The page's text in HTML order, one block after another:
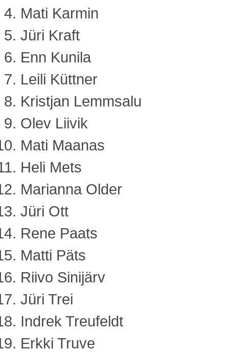
Mati Karmin
Jüri Kraft
Enn Kunila
Leili Küttner
Kristjan Lemmsalu
Olev Liivik
Mati Maanas
Heli Mets
Marianna Older
Jüri Ott
Rene Paats
Matti Päts
Riivo Sinijärv
Jüri Trei
Indrek Treufeldt
Erkki Truve